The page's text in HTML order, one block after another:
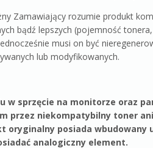
Zamawiający rozumie produkt
bądź lepszych (pojemność
musi on być
lub modyfikowanych.
w sprzęcie na monitorze oraz
przez niekompatybilny toner
oryginalny posiada
analogiczny element.